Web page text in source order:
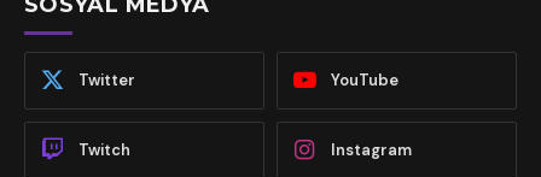
Twitter YouTube
Twitch Instagram